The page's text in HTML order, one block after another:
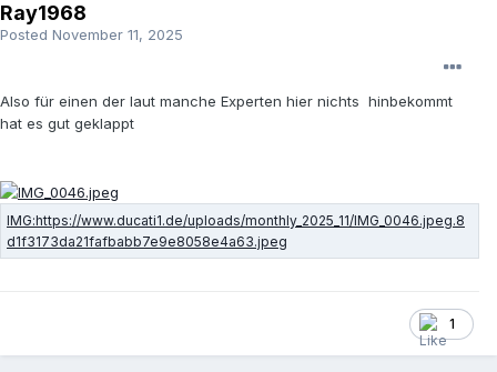
Ray1968
Posted November 11, 2025
Also für einen der laut manche Experten hier nichts hinbekommt
hat es gut geklappt
1